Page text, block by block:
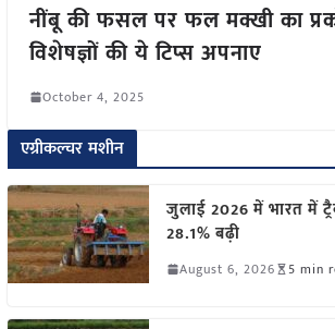
नींबू की फसल पर फल मक्खी का
विशेषज्ञों की ये टिप्स अपनाए
October 4, 2025
एग्रीकल्चर मशीन
जुलाई 2026 में भारत में
28.1% बढ़ी
August 6, 2026 5 min